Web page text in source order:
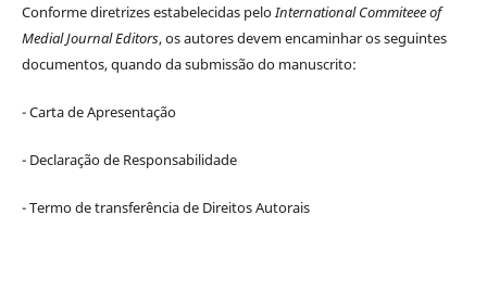
Conforme diretrizes estabelecidas peloInternational Commiteee of
Medial Journal Editors, os autores devem encaminhar os seguintes
documentos, quando da submissão do manuscrito:
- Carta de Apresentação
- Declaração de Responsabilidade
- Termo de transferência de Direitos Autorais